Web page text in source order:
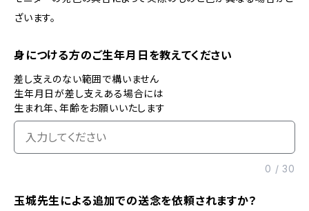
ざいます。
身につける方のご生年月日を教えてください
差し支えのない範囲で構いません
生年月日が差し支えある場合には
生まれ年、年齢をお願いいたします
0 /30
玉城先生による追加での送念を依頼されますか？